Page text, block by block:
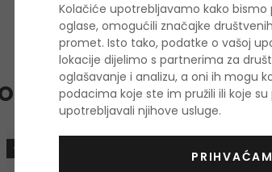
-10%. KOD: OUTLET10 -
Kolačiće upotrebljavamo kako bismo
oglase, omogućili značajke
promet. Isto tako, podatke o vašoj
lokacije dijelimo s partnerima za
oglašavanje i analizu, a oni ih mogu
podacima koje ste im pružili ili koje su
upotrebljavali njihove usluge.
PRIHVAĆAM